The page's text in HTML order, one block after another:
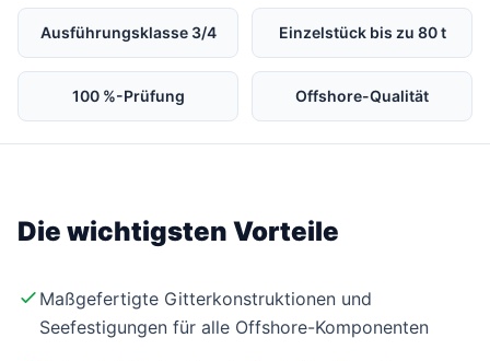
Ausführungsklasse 3/4 Einzelstück bis zu 80 t
100 %-Prüfung Offshore-Qualität
Die wichtigsten Vorteile
Maßgefertigte Gitterkonstruktionen und
Seefestigungen für alle Offshore-Komponenten